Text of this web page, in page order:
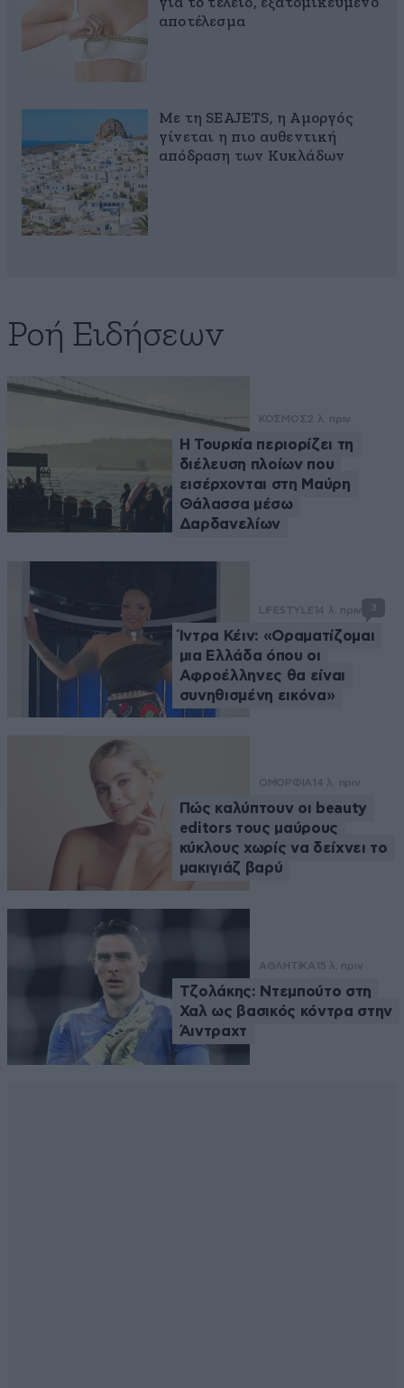
για το τέλειο, εξατομικευμένο
αποτέλεσμα
Με τη SEAJETS, η Αμοργός
γίνεται η πιο αυθεντική
απόδραση των Κυκλάδων
Ροή Ειδήσεων
ΚΟΣΜΟΣ2 λ. πριν
Η Τουρκία περιορίζει τη
διέλευση πλοίων που
εισέρχονται στη Μαύρη
Θάλασσα μέσω
Δαρδανελίων
LIFESTYLE 14 λ. πριν 3
Ίντρα Κέιν: «Οραματίζομαι
μια Ελλάδα όπου οι
Αφροέλληνες θα είναι
συνηθισμένη εικόνα»
ΟΜΟΡΦΙΑ 14 λ. πριν
Πώς καλύπτουν οι beauty
editors τους μαύρους
κύκλους χωρίς να δείχνει το
μακιγιάζ βαρύ
ΑΘΛΗΤΙΚΑ 15 λ. πριν
Τζολάκης: Ντεμπούτο στη
Χαλ ως βασικός κόντρα στην
Άιντραχτ